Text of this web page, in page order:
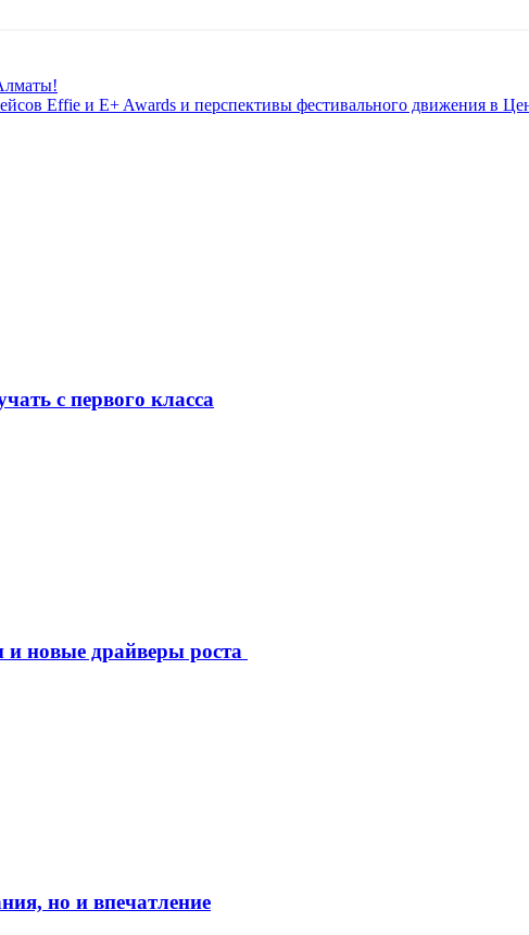
Effie и E+ Awards и перспективы фестивального движения в
с первого класса
новые драйверы роста
но и впечатление